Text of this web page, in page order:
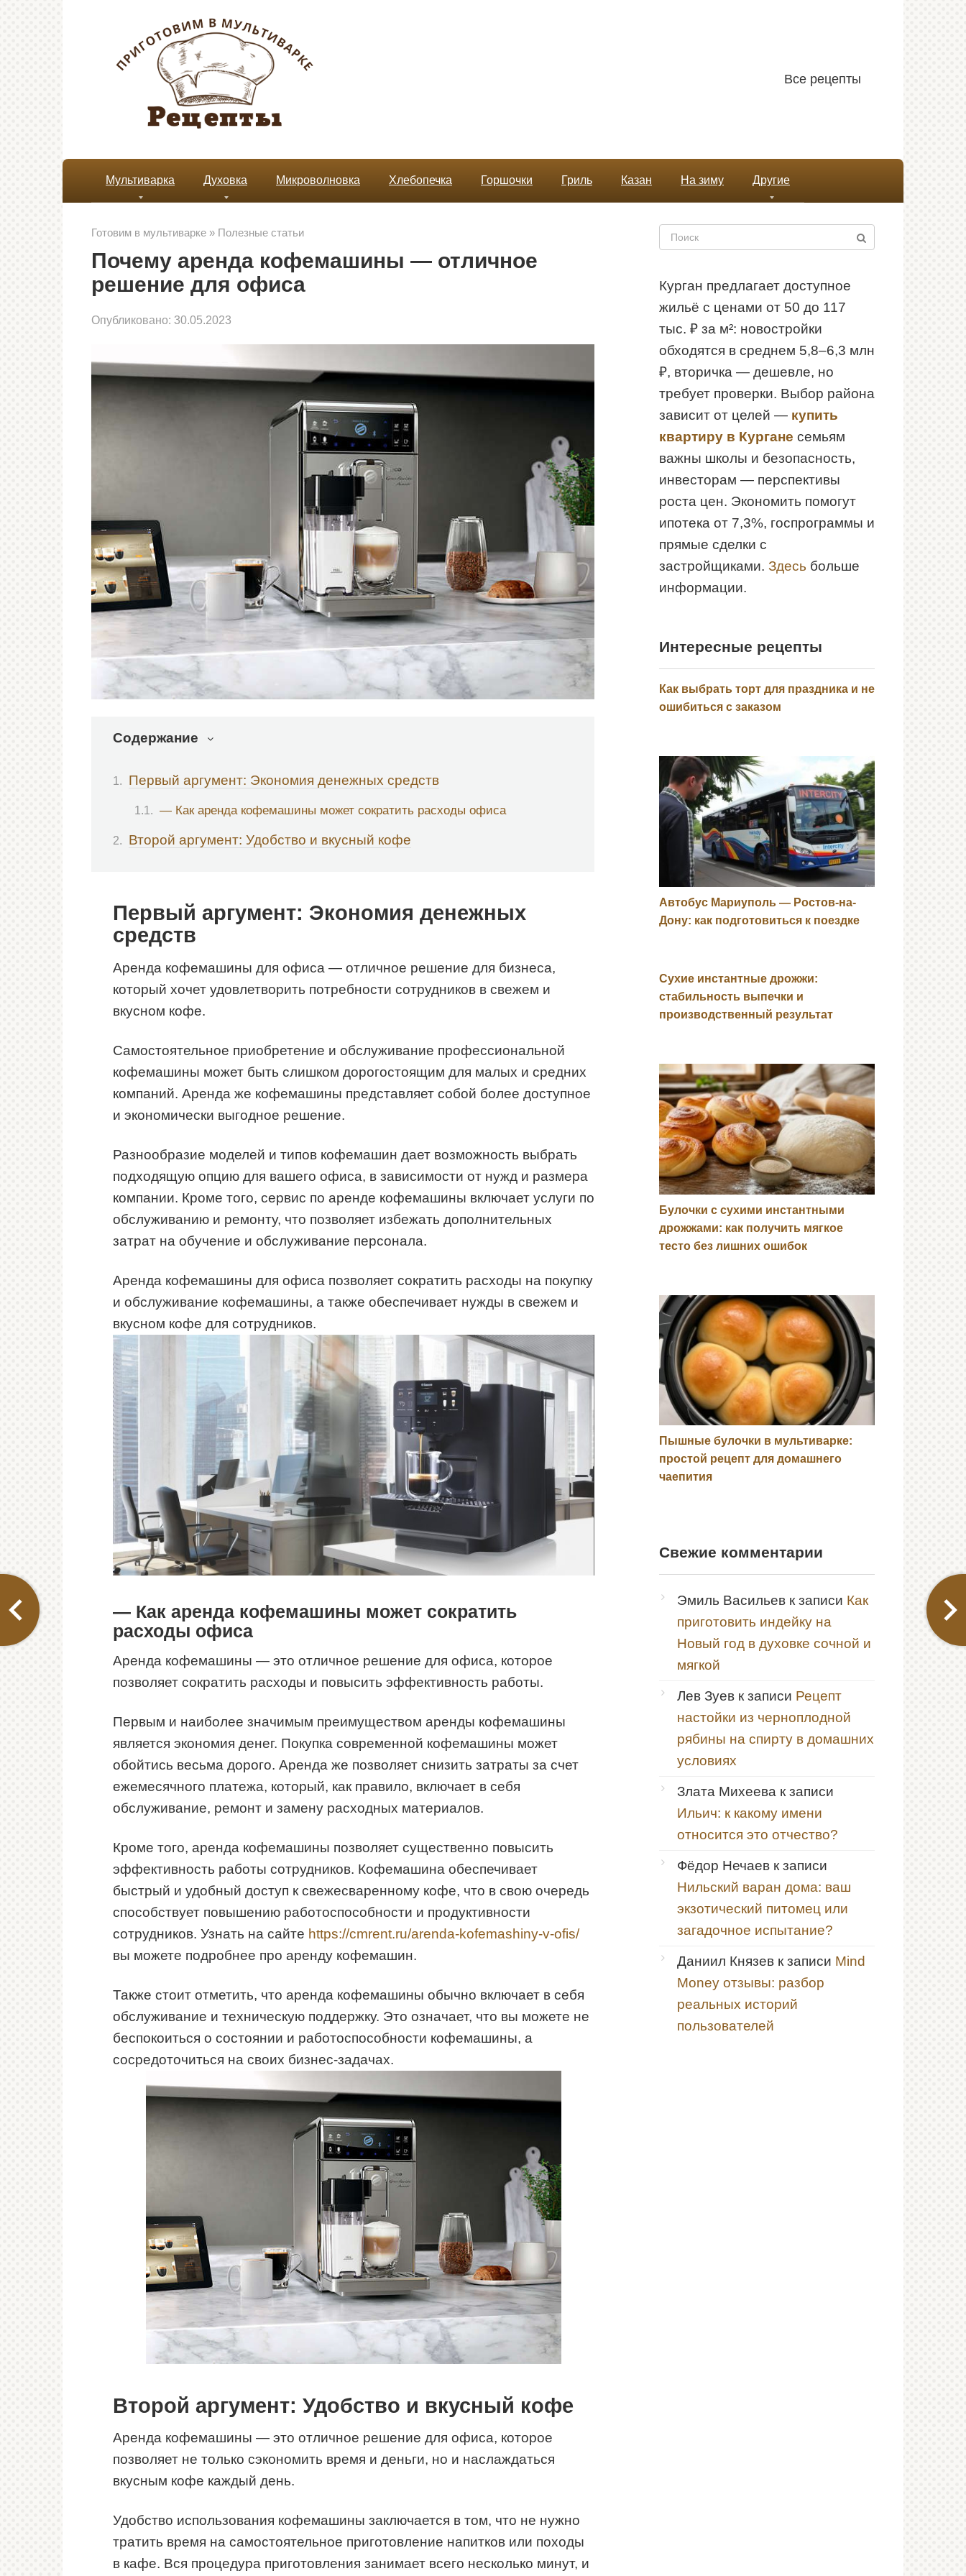
Все рецепты
Мультиварка Духовка Микроволновка Хлебопечка Горшочки Гриль Казан На зиму Другие
Готовим в мультиварке » Полезные статьи
Почему аренда кофемашины — отличное
решение для офиса
Опубликовано: 30.05.2023
Содержание
Первый аргумент: Экономия денежных средств
— Как аренда кофемашины может сократить расходы офиса
Второй аргумент: Удобство и вкусный кофе
Первый аргумент: Экономия денежных
средств
Аренда кофемашины для офиса — отличное решение для бизнеса,
который хочет удовлетворить потребности сотрудников в свежем и
вкусном кофе.
Самостоятельное приобретение и обслуживание профессиональной
кофемашины может быть слишком дорогостоящим для малых и средних
компаний. Аренда же кофемашины представляет собой более доступное
и экономически выгодное решение.
Разнообразие моделей и типов кофемашин дает возможность выбрать
подходящую опцию для вашего офиса, в зависимости от нужд и размера
компании. Кроме того, сервис по аренде кофемашины включает услуги по
обслуживанию и ремонту, что позволяет избежать дополнительных
затрат на обучение и обслуживание персонала.
Аренда кофемашины для офиса позволяет сократить расходы на покупку
и обслуживание кофемашины, а также обеспечивает нужды в свежем и
вкусном кофе для сотрудников.
— Как аренда кофемашины может сократить
расходы офиса
Аренда кофемашины — это отличное решение для офиса, которое
позволяет сократить расходы и повысить эффективность работы.
Первым и наиболее значимым преимуществом аренды кофемашины
является экономия денег. Покупка современной кофемашины может
обойтись весьма дорого. Аренда же позволяет снизить затраты за счет
ежемесячного платежа, который, как правило, включает в себя
обслуживание, ремонт и замену расходных материалов.
Кроме того, аренда кофемашины позволяет существенно повысить
эффективность работы сотрудников. Кофемашина обеспечивает
быстрый и удобный доступ к свежесваренному кофе, что в свою очередь
способствует повышению работоспособности и продуктивности
сотрудников. Узнать на сайте https://cmrent.ru/arenda-kofemashiny-v-ofis/
вы можете подробнее про аренду кофемашин.
Также стоит отметить, что аренда кофемашины обычно включает в себя
обслуживание и техническую поддержку. Это означает, что вы можете не
беспокоиться о состоянии и работоспособности кофемашины, а
сосредоточиться на своих бизнес-задачах.
Второй аргумент: Удобство и вкусный кофе
Аренда кофемашины — это отличное решение для офиса, которое
позволяет не только сэкономить время и деньги, но и наслаждаться
вкусным кофе каждый день.
Удобство использования кофемашины заключается в том, что не нужно
тратить время на самостоятельное приготовление напитков или походы
в кафе. Вся процедура приготовления занимает всего несколько минут, и
Поиск:
Курган предлагает доступное
жильё с ценами от 50 до 117
тыс. ₽ за м²: новостройки
обходятся в среднем 5,8–6,3 млн
₽, вторичка — дешевле, но
требует проверки. Выбор района
зависит от целей — купить
квартиру в Кургане семьям
важны школы и безопасность,
инвесторам — перспективы
роста цен. Экономить помогут
ипотека от 7,3%, госпрограммы и
прямые сделки с
застройщиками. Здесь больше
информации.
Интересные рецепты
Как выбрать торт для праздника и не
ошибиться с заказом
Автобус Мариуполь — Ростов-на-
Дону: как подготовиться к поездке
Сухие инстантные дрожжи:
стабильность выпечки и
производственный результат
Булочки с сухими инстантными
дрожжами: как получить мягкое
тесто без лишних ошибок
Пышные булочки в мультиварке:
простой рецепт для домашнего
чаепития
Свежие комментарии
Эмиль Васильев к записи Как
приготовить индейку на
Новый год в духовке сочной и
мягкой
Лев Зуев к записи Рецепт
настойки из черноплодной
рябины на спирту в домашних
условиях
Злата Михеева к записи
Ильич: к какому имени
относится это отчество?
Фёдор Нечаев к записи
Нильский варан дома: ваш
экзотический питомец или
загадочное испытание?
Даниил Князев к записи Mind
Money отзывы: разбор
реальных историй
пользователей